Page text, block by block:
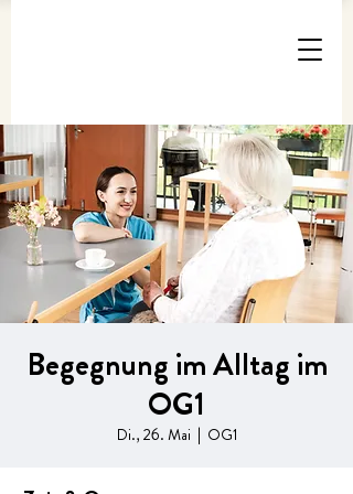
Begegnung im Alltag im
OG1
Di., 26. Mai
  |
OG1